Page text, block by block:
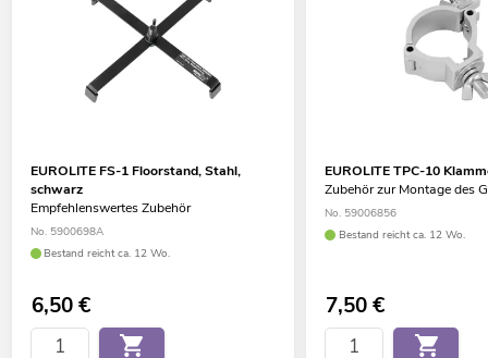
EUROLITE FS-1 Floorstand, Stahl,
schwarz
Empfehlenswertes Zubehör
No. 5900698A
Bestand reicht ca. 12 Wo.
6,50€
EUROLITE TPC-10
Zubehör zur Montage des
No. 59006856
Bestand reicht ca. 12 Wo.
7,50€